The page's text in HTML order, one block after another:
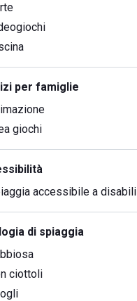
per famiglie
giochi
accessibile a disabili
di spiaggia
ciottoli